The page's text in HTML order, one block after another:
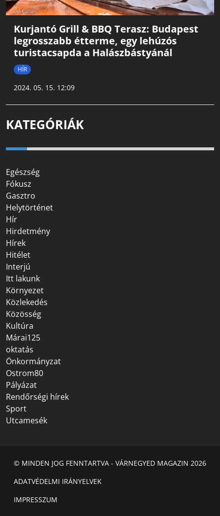
Kurjantó Grill & BBQ Terasz: Budapest
legrosszabb étterme, egy lehúzós
turistacsapda a Halászbástyánál
HÍR
2024. 05. 15. 12:09
KATEGÓRIÁK
Egészség
Fókusz
Gasztro
Helytörténet
Hír
Hirdetmény
Hírek
Hitélet
Interjú
Itt lakunk
Környezet
Közlekedés
Közösség
Kultúra
Márai125
oktatás
Önkormányzat
Ostrom80
Pályázat
Rendőrségi hírek
Sport
Utcamesék
© MINDEN JOG FENNTARTVA - VÁRNEGYED MAGAZIN 2026
ADATVÉDELMI IRÁNYELVEK
IMPRESSZUM